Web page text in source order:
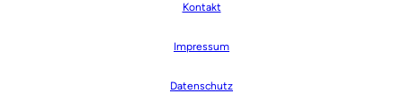
Kontakt
Impressum
Datenschutz